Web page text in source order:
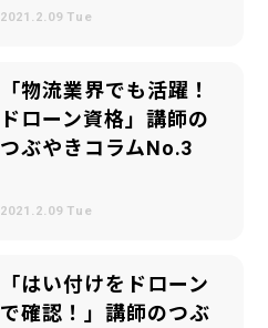
2021.2.09 Tue
「物流業界でも活躍！
ドローン資格」講師の
つぶやきコラムNo.3
2021.2.09 Tue
「はい付けをドローン
で確認！」講師のつぶ